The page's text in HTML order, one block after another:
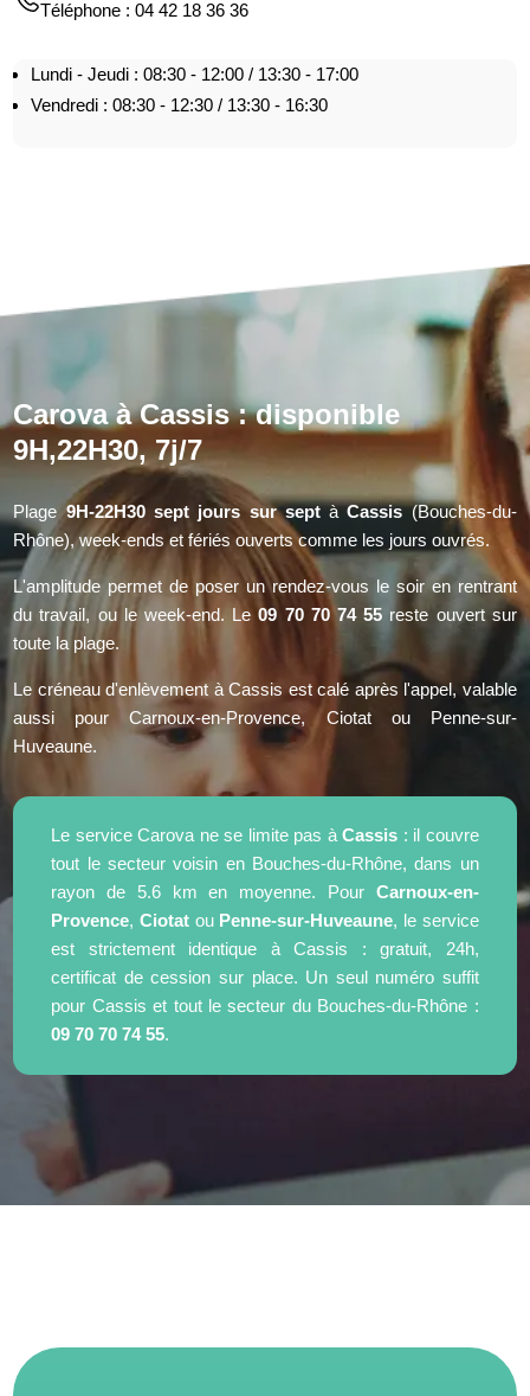
Téléphone : 04 42 18 36 36
Lundi - Jeudi : 08:30 - 12:00 / 13:30 - 17:00
Vendredi : 08:30 - 12:30 / 13:30 - 16:30
Carova à Cassis : disponible
9H,22H30, 7j/7
Plage9H-22H30 sept jours sur septàCassis(Bouches-du-
Rhône), week-ends et fériés ouverts comme les jours ouvrés.
L'amplitude permet de poser un rendez-vous le soir en rentrant
du travail, ou le week-end. Le09 70 70 74 55 reste ouvert sur
toute la plage.
Le créneau d'enlèvement à Cassis est calé après l'appel, valable
aussi pour Carnoux-en-Provence, Ciotat ou Penne-sur-
Huveaune.
Le service Carova ne se limite pas àCassis : il couvre
tout le secteur voisin en Bouches-du-Rhône, dans un
rayon de 5.6 km en moyenne. Pour Carnoux-en-
Provence, Ciotatou Penne-sur-Huveaune, le service
est strictement identique à Cassis : gratuit, 24h,
certificat de cession sur place. Un seul numéro suffit
pour Cassis et tout le secteur du Bouches-du-Rhône :
09 70 70 74 55.